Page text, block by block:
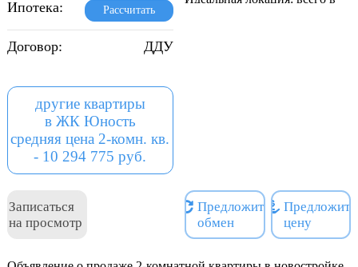
Ипотека: Рассчитать
Договор: ДДУ
другие квартиры
в ЖК Юность
средняя цена 2-комн. кв.
- 10 294 775 руб.
Записаться
на просмотр
для занятий спортом.
Комфортные планировки:
эргономичные студии,
трёхкомнатные квартиры с
Предложить
обмен
Предложить
цену